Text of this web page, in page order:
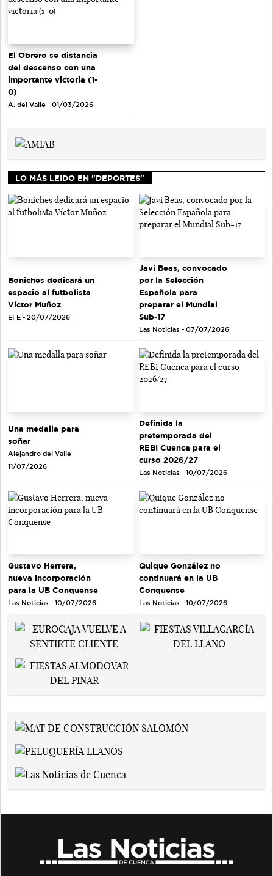
El Obrero se distancia
del descenso con una
importante victoria (1-
0)
A. del Valle - 01/03/2026
LO MÁS LEIDO EN "DEPORTES"
Boniches dedicará un
espacio al futbolista
Víctor Muñoz
EFE - 20/07/2026
Javi Beas, convocado
por la Selección
Española para
preparar el Mundial
Sub-17
Las Noticias - 07/07/2026
Una medalla para
soñar
Alejandro del Valle -
11/07/2026
Definida la
pretemporada del
REBI Cuenca para el
curso 2026/27
Las Noticias - 10/07/2026
Gustavo Herrera,
nueva incorporación
para la UB Conquense
Las Noticias - 10/07/2026
Quique González no
continuará en la UB
Conquense
Las Noticias - 10/07/2026